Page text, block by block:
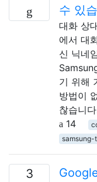
수 있
대화 상
에서 대
신 닉네
기 위해
방법이
찮습니
14
samsung-
3